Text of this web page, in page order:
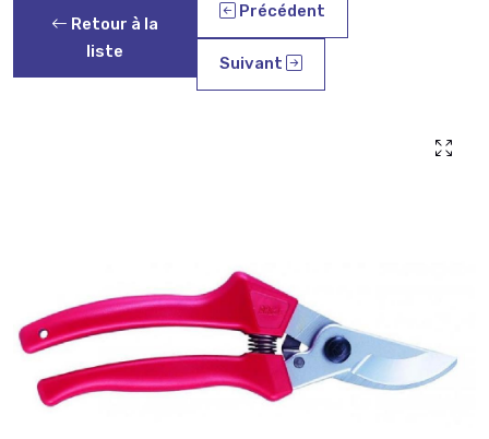
Retour à la
liste
Précédent
Suivant